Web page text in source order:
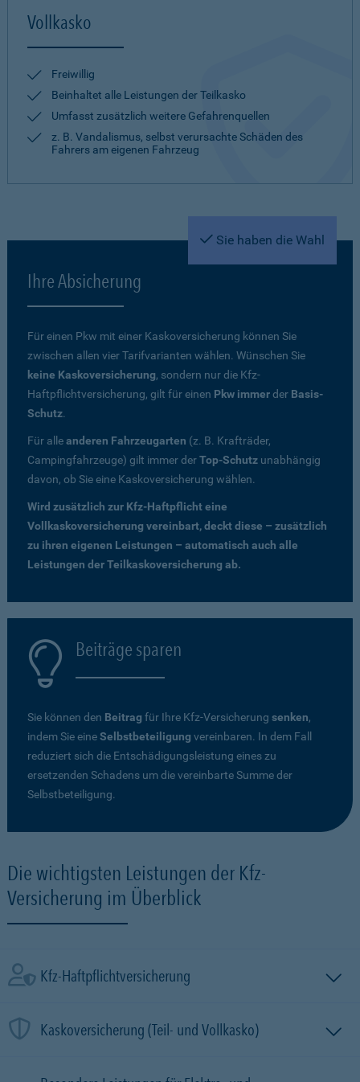
Vollkasko
Freiwillig
Beinhaltet alle Leistungen der Teilkasko
Umfasst zusätzlich weitere Gefahrenquellen
z. B. Vandalismus, selbst verursachte Schäden des
Fahrers am eigenen Fahrzeug
Sie haben die Wahl
Ihre Absicherung
Für einen Pkw mit einer Kaskoversicherung können Sie
zwischen allen vier Tarifvarianten wählen. Wünschen Sie
keine Kaskoversicherung, sondern nur die Kfz-
Haftpflichtversicherung, gilt für einen Pkw immerder Basis-
Schutz.
Für alleanderen Fahrzeugarten (z. B. Krafträder,
Campingfahrzeuge) gilt immer derTop-Schutz unabhängig
davon, ob Sie eine Kaskoversicherung wählen.
Wird zusätzlich zur Kfz-Haftpflicht eine
Vollkaskoversicherung vereinbart, deckt diese – zusätzlich
zu ihren eigenen Leistungen – automatisch auch alle
Leistungen der Teilkaskoversicherung ab.
Beiträge sparen
Sie können den Beitrag für Ihre Kfz-Versicherung senken,
indem Sie eineSelbstbeteiligung vereinbaren. In dem Fall
reduziert sich die Entschädigungsleistung eines zu
ersetzenden Schadens um die vereinbarte Summe der
Selbstbeteiligung.
Die wichtigsten Leistungen der Kfz-
Versicherung im Überblick
Kfz-Haftpflichtversicherung
Kaskoversicherung (Teil- und Vollkasko)